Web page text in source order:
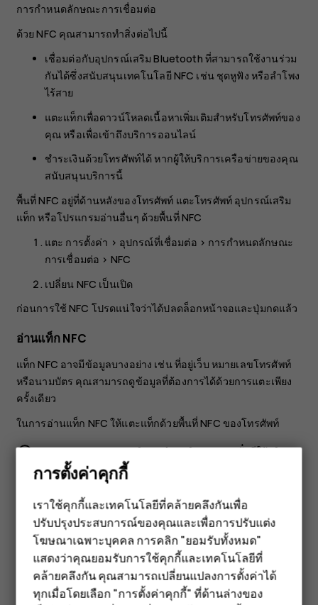
สมาร์ทโฟน
ฟีเจอร์โฟน
อุปกรณ์เสริม
การกำหนดลักษณะการเชื่อมต่อ
ด้วย NFC คุณสามารถทำสิ่งต่อไปนี้
เชื่อมต่อกับอุปกรณ์เสริม Bluetooth ที่สามารถใช้งานร่วม
กันได้ซึ่งสนับสนุนเทคโนโลยี NFC เช่น ชุดหูฟัง หรือลำโพง
ไร้สาย
แตะแท็กเพื่อดาวน์โหลดเนื้อหาเพิ่มเติมสำหรับโทรศัพท์ของ
คุณ หรือเพื่อเข้าถึงบริการออนไลน์
ชำระเงินด้วยโทรศัพท์ได้ หากผู้ให้บริการเครือข่ายของคุณ
สนับสนุนบริการนี้
พื้นที่ NFC อยู่ที่ด้านหลังของโทรศัพท์ แตะโทรศัพท์ อุปกรณ์เสริม
แท็ก หรือโปรแกรมอ่านอื่นๆ ด้วยพื้นที่ NFC
แตะ การตั้งค่า > อุปกรณ์ที่เชื่อมต่อ > การกำหนดลักษณะ
การเชื่อมต่อ > NFC
เปลี่ยน NFC เป็นเปิด
ก่อนการใช้ NFC โปรดแน่ใจว่าได้ปลดล็อกหน้าจอและปุ่มกดแล้ว
อ่านแท็ก NFC
แท็ก NFC อาจมีข้อมูลบางอย่าง เช่น ที่อยู่เว็บ หมายเลขโทรศัพท์
หรือนามบัตร คุณสามารถดูข้อมูลที่ต้องการได้ด้วยการแตะเพียง
ครั้งเดียว
ในการอ่านแท็ก NFC ให้แตะแท็กด้วยพื้นที่ NFC ของโทรศัพท์
หมายเหตุ: แอปและบริการชำระเงินและจองตั๋วมีให้บริการ
โดยบุคคลภายนอก HMD Global ไม่รับประกันหรือรับผิด
ชอบใดๆ ต่อแอปหรือบริการดังกล่าว รวมถึงการสนับสนุน
ความสามารถในการใช้งาน การทำธุรกรรม หรือการสูญ
เสียมูลค่าทางการเงินใดๆ คุณอาจต้องติดตั้งและเปิดใช้งาน
การ์ดที่คุณเพิ่มใหม่ รวมทั้งแอปการชำระเงินหรือจองตั๋ว
หลังการซ่อมอุปกรณ์ของคุณ
เชื่อมต่ออุปกรณ์เสริม Bluetooth ด้วย NFC
การตั้งค่าคุกกี้
เราใช้คุกกี้และเทคโนโลยีที่คล้ายคลึงกันเพื่อ
ปรับปรุงประสบการณ์ของคุณและเพื่อการปรับแต่ง
โฆษณาเฉพาะบุคคล การคลิก "ยอมรับทั้งหมด"
แสดงว่าคุณยอมรับการใช้คุกกี้และเทคโนโลยีที่
คล้ายคลึงกัน คุณสามารถเปลี่ยนแปลงการตั้งค่าได้
ทุกเมื่อโดยเลือก "การตั้งค่าคุกกี้" ที่ด้านล่างของ